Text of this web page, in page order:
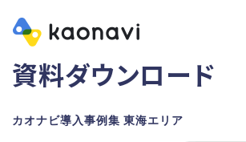
資料ダウンロード
カオナビ導入事例集 東海エリア